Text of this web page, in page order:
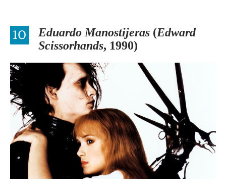
10 Eduardo Manostijeras (Edward
Scissorhands, 1990)